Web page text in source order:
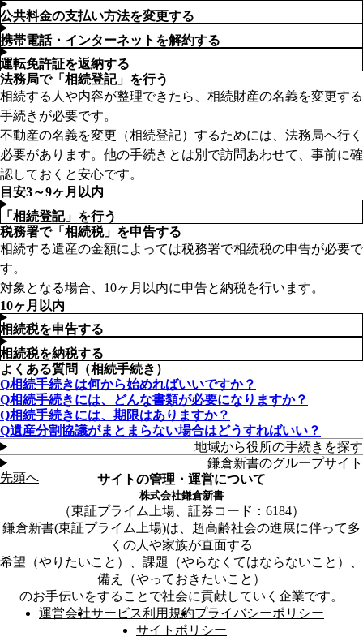
公共料金の支払い方法を変更する
携帯電話・インターネットを解約する
運転免許証を返納する
法務局で「相続登記」を行う
相続する人や内容が整理できたら、相続財産の名義を変更する
手続きが必要です。
不動産の名義を変更（相続登記）するためには、法務局へ行く
必要があります。他の手続きとは別で訪問あわせて、事前に確
認しておくと安心です。
目安3～9ヶ月以内
「相続登記」を行う
税務署で「相続税」を申告する
相続する遺産の金額によっては税務署で相続税の申告が必要で
す。
対象となる場合、10ヶ月以内に申告と納税を行います。
10ヶ月以内
相続税を申告する
相続税を納税する
よくある質問（相続手続き）
相続手続きは何から始めればいいですか？
相続手続きには、どんな書類が必要になりますか？
相続手続きには、期限はありますか？
遺産分割協議がまとまらない場合はどうすればいい？
地域から役所の手続きを探す
鎌倉新書のグループサイト
先頭へ
サイトの管理・運営について
株式会社鎌倉新書
東証プライム上場、証券コード：6184
鎌倉新書(東証プライム上場)は、超高齢社会の進展に伴って多
くの人や家族が直面する
希望（やりたいこと）、課題（やらなくてはならないこと）、
備え（やっておきたいこと）
のお手伝いをすることで社会に貢献していく企業です。
運営会社サービス利用規約プライバシーポリシー
サイトポリシー